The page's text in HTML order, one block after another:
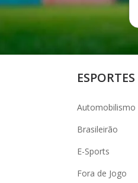
ESPORTES
Automobilismo
Brasileirão
E-Sports
Fora de Jogo